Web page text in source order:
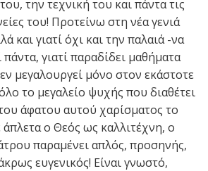
την τεχνική του και πάντα τις
του! Προτείνω στη νέα γενιά
και γιατί όχι και την παλαιά -να
γιατί παραδίδει μαθήματα
μεγαλουργεί μόνο στον εκάστοτε
το μεγαλείο ψυχής που διαθέτει
άφατου αυτού χαρίσματος το
ο Θεός ως καλλιτέχνη, ο
παραμένει απλός, προσηνής,
ευγενικός! Είναι γνωστό,